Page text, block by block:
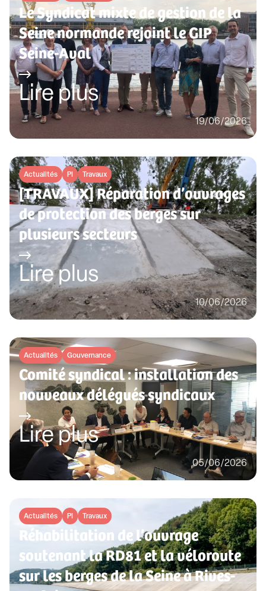
Le Syndicat mixte de gestion de la
Seine normande rejoint le GIP
Seine-Aval
Lire plus
19/06/2026
Actualités PI Travaux
[TRAVAUX] Réparation d’ouvrages
de protection des berges sur
plusieurs secteurs
Lire plus
10/06/2026
Actualités Gouvernance
Comité syndical : installation des
nouveaux délégués syndicaux
Lire plus
05/06/2026
Actualités PI Travaux
Réhabilitation de l’ouvrage
soutenant la RD81 et la véloroute
sur les berges de la Seine à Rives-